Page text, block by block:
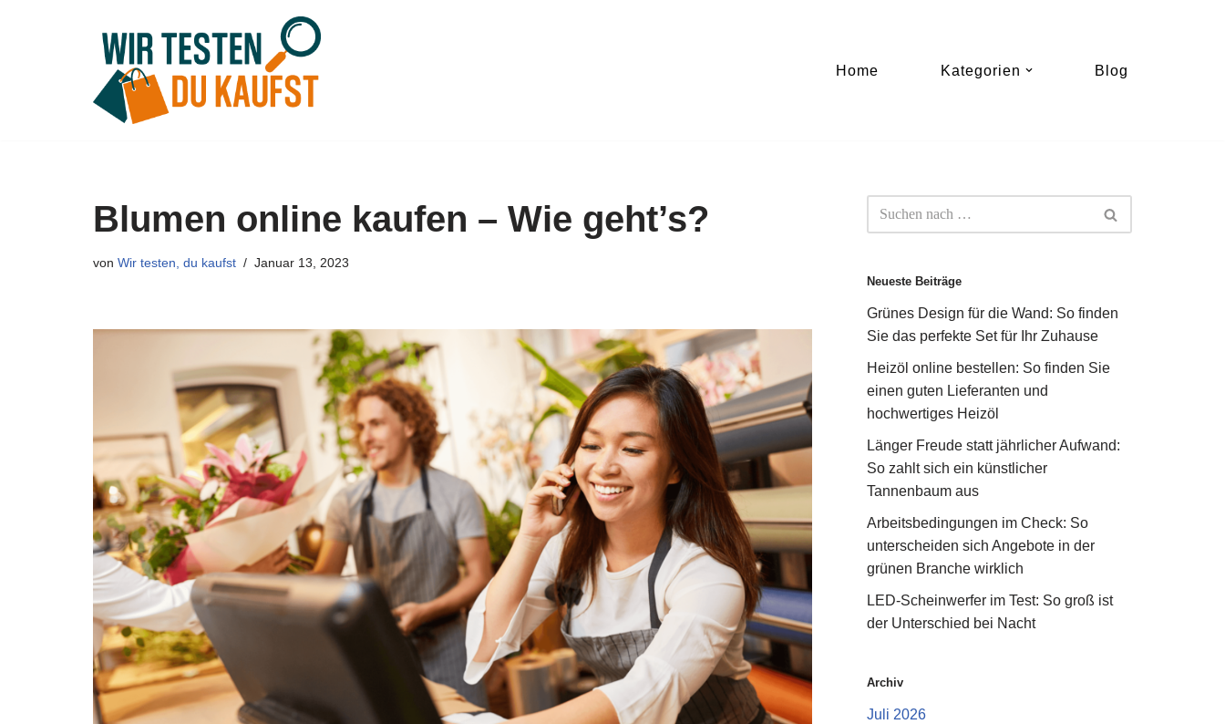
Home Kategorien Blog
Blumen online kaufen – Wie geht’s?
von Wir testen, du kaufst Januar 13, 2023
Neueste Beiträge
Grünes Design für die Wand: So finden
Sie das perfekte Set für Ihr Zuhause
Heizöl online bestellen: So finden Sie
einen guten Lieferanten und
hochwertiges Heizöl
Länger Freude statt jährlicher Aufwand:
So zahlt sich ein künstlicher
Tannenbaum aus
Arbeitsbedingungen im Check: So
unterscheiden sich Angebote in der
grünen Branche wirklich
LED-Scheinwerfer im Test: So groß ist
der Unterschied bei Nacht
Archiv
Juli 2026